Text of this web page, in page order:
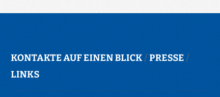
KONTAKTE AUF EINEN BLICK/PRESSE /
LINKS